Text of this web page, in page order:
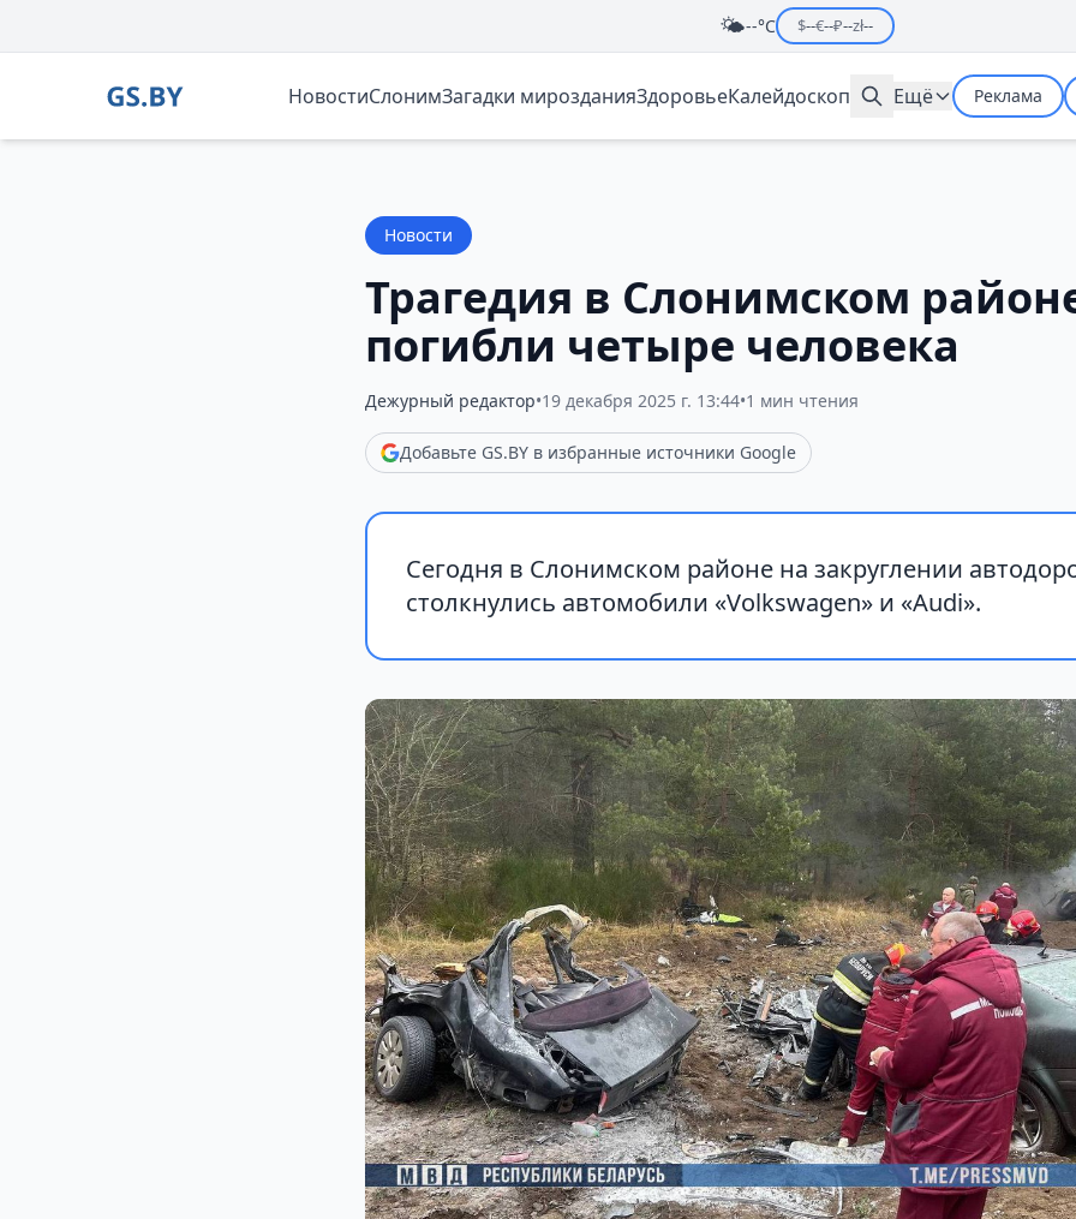
🌤️--°C $--€--₽--zł--
НовостиСлонимЗагадки мирозданияЗдоровьеКалейдоскоп Ещё Реклама
Новости
Трагедия в Слонимском
погибли четыре человека
Дежурный редактор•19 декабря 2025 г. 13:44•1 мин чтения
Добавьте GS.BY в избранные источники Google
Сегодня в Слонимском районе на закруглении
столкнулись автомобили «Volkswagen» и «Audi».